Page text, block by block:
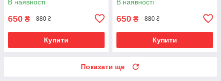
В наявності
650 ₴ 880 ₴
Купити
В наявності
650 ₴ 880 ₴
Купити
Показати ще